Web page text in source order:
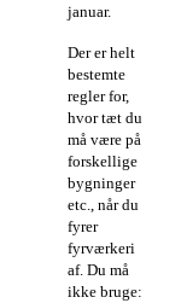
januar.
Der er helt
bestemte
regler for,
hvor tæt du
må være på
forskellige
bygninger
etc., når du
fyrer
fyrværkeri
af. Du må
ikke bruge: